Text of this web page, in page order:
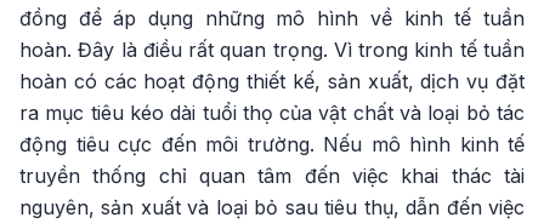
đồng để áp dụng những mô hình về kinh tế tuần
hoàn. Đây là điều rất quan trọng. Vì trong kinh tế tuần
hoàn có các hoạt động thiết kế, sản xuất, dịch vụ đặt
ra mục tiêu kéo dài tuổi thọ của vật chất và loại bỏ tác
động tiêu cực đến môi trường. Nếu mô hình kinh tế
truyền thống chỉ quan tâm đến việc khai thác tài
nguyên, sản xuất và loại bỏ sau tiêu thụ, dẫn đến việc